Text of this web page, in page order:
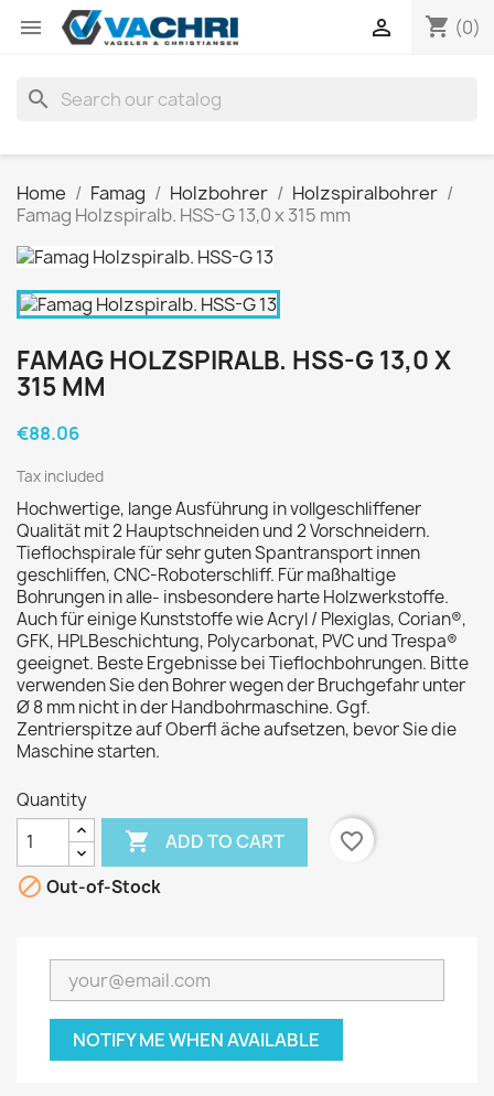
 shopping_cart (0)

search
Home Famag Holzbohrer
Holzspiralbohrer
Famag Holzspiralb. HSS-G 13,0 x 315 mm
FAMAG HOLZSPIRALB. HSS-G 13,0 X
315 MM
€88.06
Tax included
Hochwertige, lange Ausführung in vollgeschliffener
Qualität mit 2 Hauptschneiden und 2 Vorschneidern.
Tieflochspirale für sehr guten Spantransport innen
geschliffen, CNC-Roboterschliff. Für maßhaltige
Bohrungen in alle- insbesondere harte Holzwerkstoffe.
Auch für einige Kunststoffe wie Acryl / Plexiglas, Corian®,
GFK, HPLBeschichtung, Polycarbonat, PVC und Trespa®
geeignet. Beste Ergebnisse bei Tieflochbohrungen. Bitte
verwenden Sie den Bohrer wegen der Bruchgefahr unter
Ø 8 mm nicht in der Handbohrmaschine. Ggf.
Zentrierspitze auf Oberfl äche aufsetzen, bevor Sie die
Maschine starten.
Quantity
 ADD TO CART
favorite_border
 Out-of-Stock
NOTIFY ME WHEN AVAILABLE